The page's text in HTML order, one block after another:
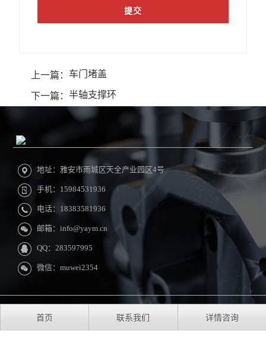
上一篇： 车门堵盖
下一篇：半轴支撑环
地址：雅安市雨城区天全产业园区4号
手机：15984531936
电话：18383581936
邮箱：info@yaym.cn
QQ：283597995
微信：muwei2354
Copyright © 雅安雅美机械有限责任公司 All Rights Reserved.
蜀ICP备14003606号-1
技术支持：蚯蚓网络
首页 联系我们 详情咨询